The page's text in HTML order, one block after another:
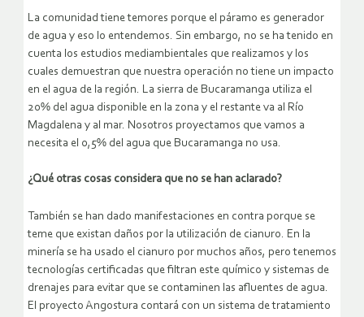
La comunidad tiene temores porque el páramo es generador
de agua y eso lo entendemos. Sin embargo, no se ha tenido en
cuenta los estudios mediambientales que realizamos y los
cuales demuestran que nuestra operación no tiene un impacto
en el agua de la región. La sierra de Bucaramanga utiliza el
20% del agua disponible en la zona y el restante va al Río
Magdalena y al mar. Nosotros proyectamos que vamos a
necesita el 0,5% del agua que Bucaramanga no usa.
¿Qué otras cosas considera que no se han aclarado?
También se han dado manifestaciones en contra porque se
teme que existan daños por la utilización de cianuro. En la
minería se ha usado el cianuro por muchos años, pero tenemos
tecnologías certificadas que filtran este químico y sistemas de
drenajes para evitar que se contaminen las afluentes de agua.
El proyecto Angostura contará con un sistema de tratamiento